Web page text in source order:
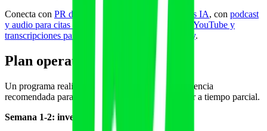
Conecta con PR digital y notas de prensa para citas IA, con podcast
y audio para citas en ChatGPT y Perplexity
YouTube y
transcripciones para citas en ChatGPT y Perplexity.
Plan operativo de 12 semanas
Un programa realista no se hace en una tarde. Cadencia
recomendada para un negocio fitness con un editor a tiempo parcial.
Semana 1-2: inventario y auditoría